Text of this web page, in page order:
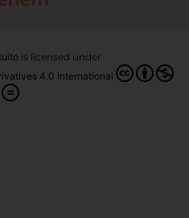
is licensed under
4.0 International